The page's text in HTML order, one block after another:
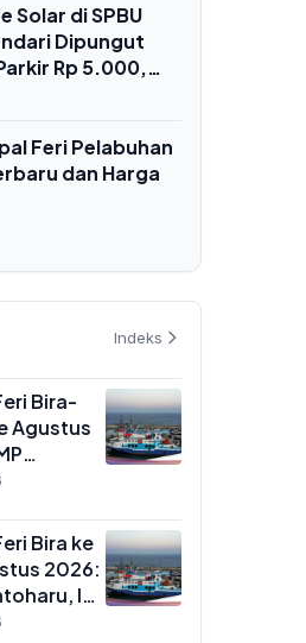
Dokter
Solar di SPBU
Dipungut
Rp 5.000,
Feri Pelabuhan
dan Harga
Indeks
Bira-
Agustus
Bira ke
2026:
Ini